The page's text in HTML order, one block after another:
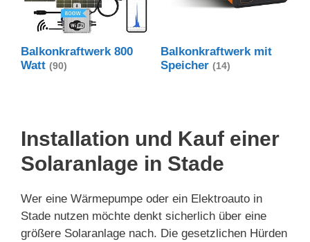
Balkonkraftwerk 800
Watt (90)
Balkonkraftwerk mit
Speicher (14)
Installation und Kauf einer
Solaranlage in Stade
Wer eine Wärmepumpe oder ein Elektroauto in
Stade nutzen möchte denkt sicherlich über eine
größere Solaranlage nach. Die gesetzlichen Hürden